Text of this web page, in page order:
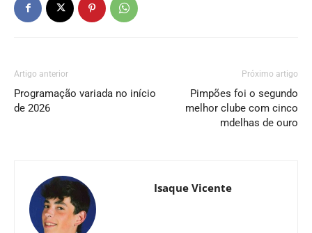
Artigo anterior
Programação variada no início
de 2026
Próximo artigo
Pimpões foi o segundo
melhor clube com cinco
mdelhas de ouro
Isaque Vicente